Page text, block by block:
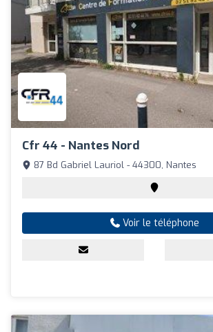
Cfr 44 - Nantes Nord
87 Bd Gabriel Lauriol - 44300, Nantes
Voir le téléphone